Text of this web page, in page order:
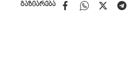
გაზიარება